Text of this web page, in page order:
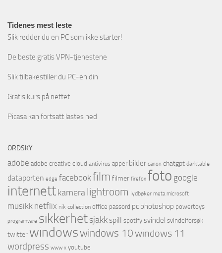
Tidenes mest leste
Slik redder du en PC som ikke starter!
De beste gratis VPN-tjenestene
Slik tilbakestiller du PC-en din
Gratis kurs på nettet
Picasa kan fortsatt lastes ned
ORDSKY
adobe adobe creative cloud antivirus apper bilder canon chatgpt darktable
dataporten edge facebookfilm filmer firefox foto google
internettkameralightroom lydbøker meta microsoft
musikk netflix nik collection office passord pc photoshop powertoys
programvare sikkerhetsjakkspill spotify svindel svindelforsøk
twitter windows windows 10windows 11
wordpress www x youtube